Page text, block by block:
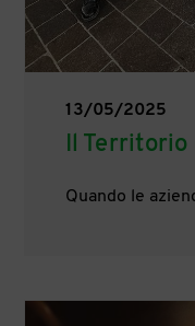
13/05/2025
Il Territorio
Quando le